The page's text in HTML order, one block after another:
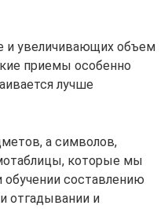
и увеличивающих объем
приемы особенно
лучше
а символов,
которые мы
обучении составлению
отгадывании и